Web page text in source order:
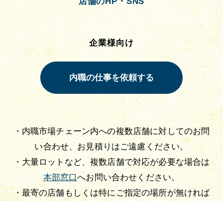
企業様向け
・内職市場チェーン内への複数店舗に対してのお問
い合わせ、お見積りはご遠慮ください。
・大量ロットなど、複数店舗で対応が必要な場合は
本部窓口へお問い合わせください。
・最寄の店舗もしくは特にご指定の場所が無ければ